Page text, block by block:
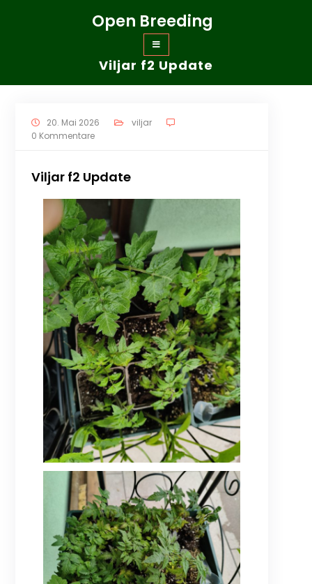
Open Breeding
Viljar f2 Update
20. Mai 2026
viljar
0 Kommentare
Viljar f2 Update